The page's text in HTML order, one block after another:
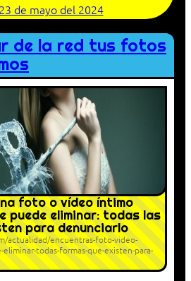
de mayo del 2024
de la red tus fotos
foto o vídeo íntimo
puede eliminar: todas las
para denunciarlo
actualidad/encuentras-foto-video-
todas-formas-que-existen-para-